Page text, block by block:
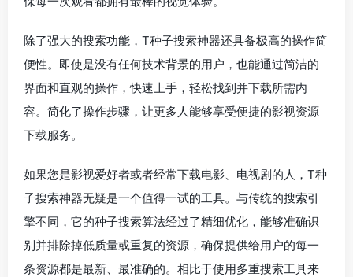
除了强大的搜索功能，T种子搜索神器还具备极高的操作简
便性。即使是没有任何技术背景的用户，也能通过简洁的
界面和直观的操作，快速上手，轻松找到并下载所需内
容。简化了操作步骤，让更多人能够享受便捷的影视资源
下载服务。
如果您是影视爱好者或者经常下载电影、电视剧的人，T种
子搜索神器无疑是一个值得一试的工具。与传统的搜索引
擎不同，它的种子搜索算法经过了精细优化，能够准确识
别并排除掉低质量或重复的资源，确保提供给用户的每一
条资源都是最新、最准确的。相比于使用多重搜索工具来